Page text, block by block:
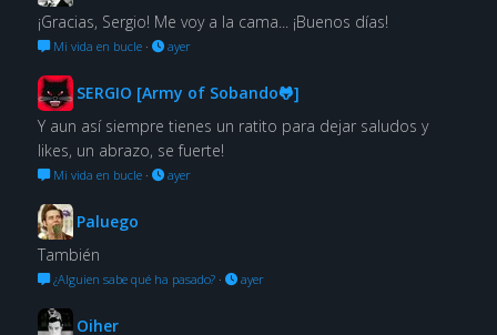
¡Gracias, Sergio! Me voy a la cama... ¡Buenos días!
Mi vida en bucle· ayer
SERGIO [Army of Sobando🐸]
Y aun así siempre tienes un ratito para dejar saludos y
likes, un abrazo, se fuerte!
Mi vida en bucle· ayer
Paluego
También
¿Alguien sabe qué ha pasado?· ayer
Oiher